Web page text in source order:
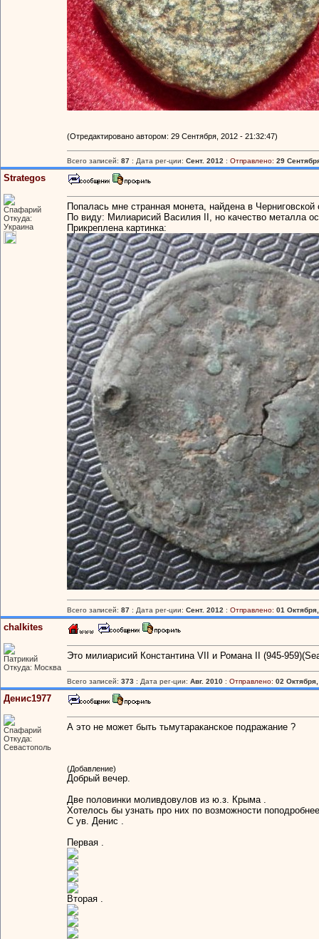
(Отредактировано автором: 29 Сентября, 2012 - 21:32:47)
Всего записей: 87 : Дата рег-ции: Сент. 2012 : Отправлено: 29
Strategos
Спафарий
Откуда:
Украина
Попалась мне странная монета, найдена в Черниговской
По виду: Милиарисий Василия II, но качество металла
Прикреплена картинка:
Всего записей: 87 : Дата рег-ции: Сент. 2012 : Отправлено: 01
chalkites
Патрикий
Откуда: Москва
Это милиарисий Константина VII и Романа II (945-
Всего записей: 373 : Дата рег-ции: Авг. 2010 : Отправлено: 02
Денис1977
Спафарий
Откуда:
Севастополь
А это не может быть тьмутараканское подражание ?
(Добавление)
Добрый вечер.
Две половинки моливдовулов из ю.з. Крыма .
Хотелось бы узнать про них по возможности
С ув. Денис .
Первая .
Вторая .